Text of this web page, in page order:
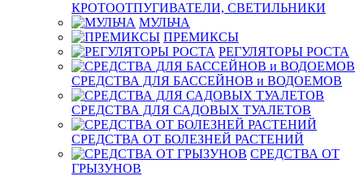
КРОТООТПУГИВАТЕЛИ, СВЕТИЛЬНИКИ
МУЛЬЧА
ПРЕМИКСЫ
РЕГУЛЯТОРЫ РОСТА
СРЕДСТВА ДЛЯ БАССЕЙНОВ и ВОДОЕМОВ
СРЕДСТВА ДЛЯ САДОВЫХ ТУАЛЕТОВ
СРЕДСТВА ОТ БОЛЕЗНЕЙ РАСТЕНИЙ
СРЕДСТВА ОТ
ГРЫЗУНОВ